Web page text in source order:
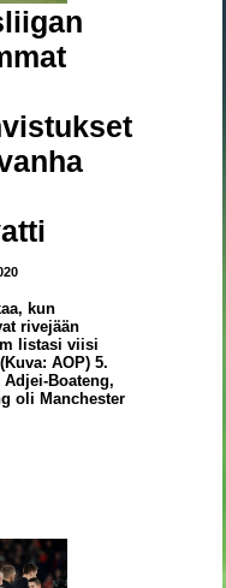
kun
rivejään
listasi viisi
AOP) 5.
Boateng,
oli Manchester